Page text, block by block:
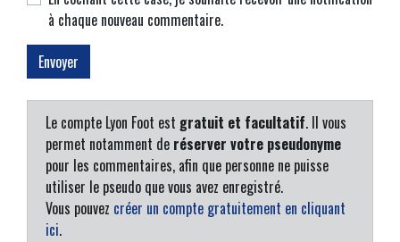
à chaque nouveau commentaire.
Le compte Lyon Foot est gratuit et facultatif. Il vous
permet notamment de réserver votre pseudonyme
pour les commentaires, afin que personne ne puisse
utiliser le pseudo que vous avez enregistré.
Vous pouvez créer un compte gratuitement en cliquant
ici.